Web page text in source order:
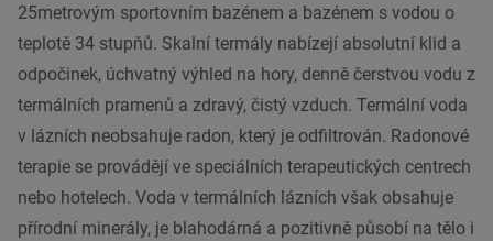
25metrovým sportovním bazénem a bazénem s vodou o
teplotě 34 stupňů. Skalní termály nabízejí absolutní klid a
odpočinek, úchvatný výhled na hory, denně čerstvou vodu z
termálních pramenů a zdravý, čistý vzduch. Termální voda
v lázních neobsahuje radon, který je odfiltrován. Radonové
terapie se provádějí ve speciálních terapeutických centrech
nebo hotelech. Voda v termálních lázních však obsahuje
přírodní minerály, je blahodárná a pozitivně působí na tělo i